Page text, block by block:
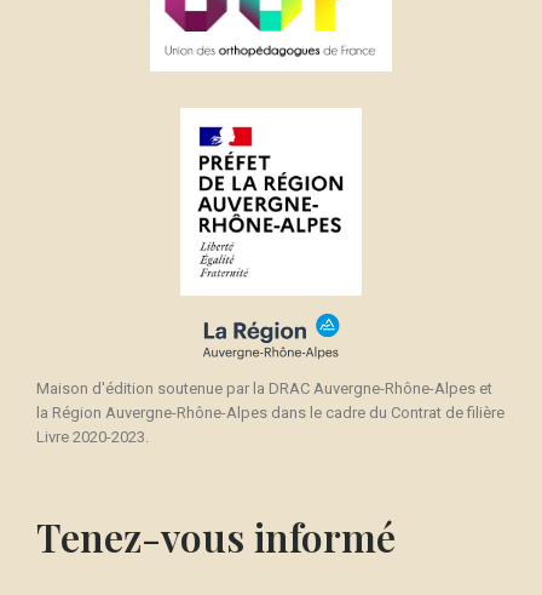
Maison d'édition soutenue par la DRAC Auvergne-Rhône-Alpes et
la Région Auvergne-Rhône-Alpes dans le cadre du Contrat de filière
Livre 2020-2023.
Tenez-vous informé